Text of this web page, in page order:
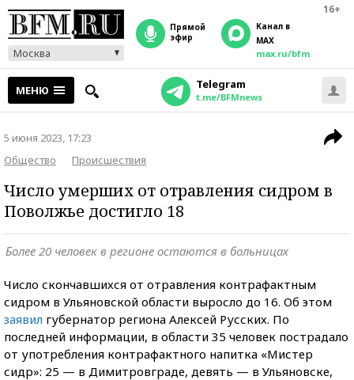
16+
Москва
прямой
эфир
Канал в
MAX
max.ru/bfm
МЕНЮ Telegram
t.me/BFMnews
5 июня 2023, 17:23
Общество
Происшествия
Число умерших от отравления сидром в
Поволжье достигло 18
Более 20 человек в регионе остаются в больницах
Число скончавшихся от отравления контрафактным
сидром в Ульяновской области выросло до 16. Об этом
заявил губернатор региона Алексей Русских. По
последней информации, в области 35 человек пострадало
от употребления контрафактного напитка «Мистер
сидр»: 25 — в Димитровграде, девять — в Ульяновске,